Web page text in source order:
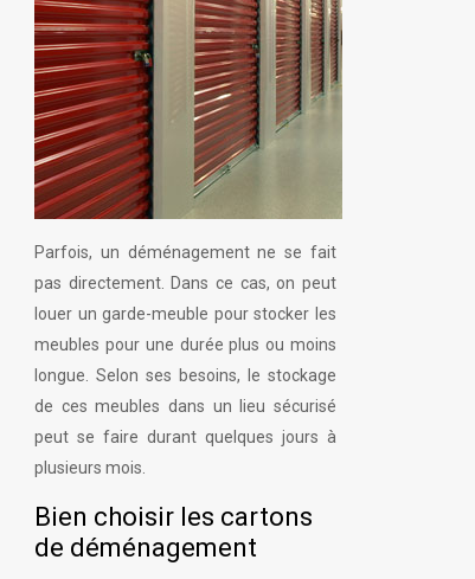
Parfois, un déménagement ne se fait
pas directement. Dans ce cas, on peut
louer un garde-meuble pour stocker les
meubles pour une durée plus ou moins
longue. Selon ses besoins, le stockage
de ces meubles dans un lieu sécurisé
peut se faire durant quelques jours à
plusieurs mois.
Bien choisir les cartons
de déménagement